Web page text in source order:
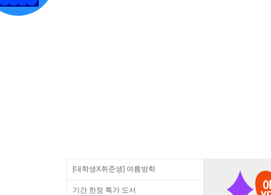
[대학생X취준생] 여름방학
기간 한정 특가 도서